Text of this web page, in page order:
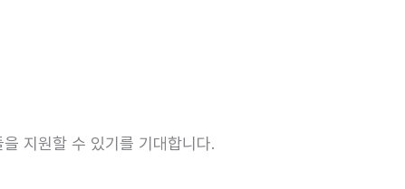
지원할 수 있기를 기대합니다.